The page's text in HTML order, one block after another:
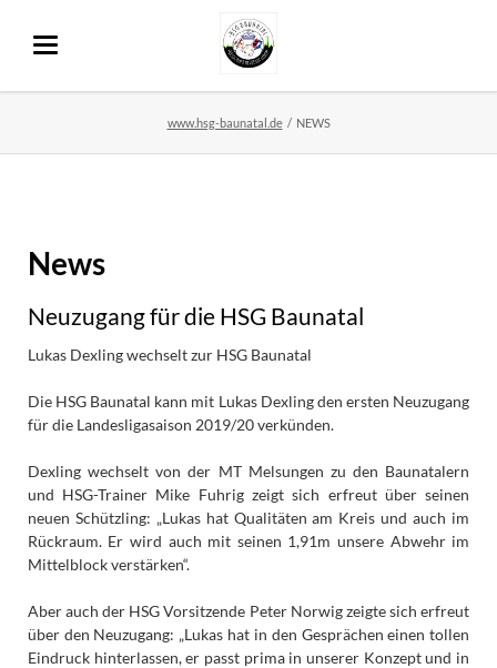
www.hsg-baunatal.de NEWS
News
Neuzugang für die HSG Baunatal
Lukas Dexling wechselt zur HSG Baunatal
Die HSG Baunatal kann mit Lukas Dexling den ersten Neuzugang
für die Landesligasaison 2019/20 verkünden.
Dexling wechselt von der MT Melsungen zu den Baunatalern
und HSG-Trainer Mike Fuhrig zeigt sich erfreut über seinen
neuen Schützling: „Lukas hat Qualitäten am Kreis und auch im
Rückraum. Er wird auch mit seinen 1,91m unsere Abwehr im
Mittelblock verstärken“.
Aber auch der HSG Vorsitzende Peter Norwig zeigte sich erfreut
über den Neuzugang: „Lukas hat in den Gesprächen einen tollen
Eindruck hinterlassen, er passt prima in unserer Konzept und in